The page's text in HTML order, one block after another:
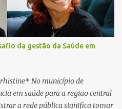
oficial da instituição financeira.
por telefone e encaminhou um
lo pelo computador para
Após realizar o
ficou bloqueada por algumas
a vítima tentou
gerente, mas não obteve
da gestão da Saúde em
No município de
em saúde para a região central
a rede pública significa tomar